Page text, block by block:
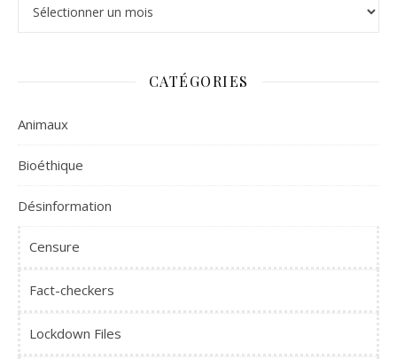
CATÉGORIES
Animaux
Bioéthique
Désinformation
Censure
Fact-checkers
Lockdown Files